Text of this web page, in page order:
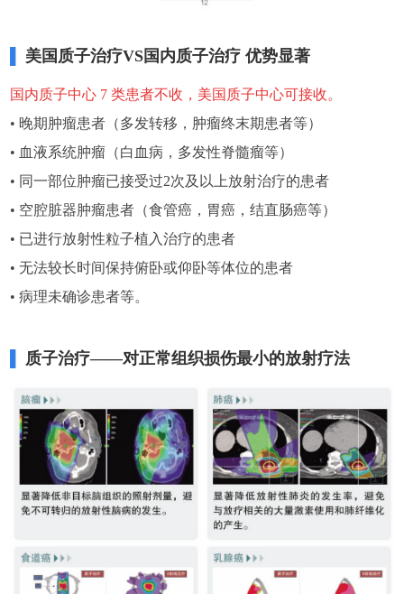
美国质子治疗VS国内质子治疗 优势显著
国内质子中心 7 类患者不收，美国质子中心可接收。
• 晚期肿瘤患者（多发转移，肿瘤终末期患者等）
• 血液系统肿瘤（白血病，多发性脊髓瘤等）
• 同一部位肿瘤已接受过2次及以上放射治疗的患者
• 空腔脏器肿瘤患者（食管癌，胃癌，结直肠癌等）
• 已进行放射性粒子植入治疗的患者
• 无法较长时间保持俯卧或仰卧等体位的患者
• 病理未确诊患者等。
质子治疗——对正常组织损伤最小的放射疗法